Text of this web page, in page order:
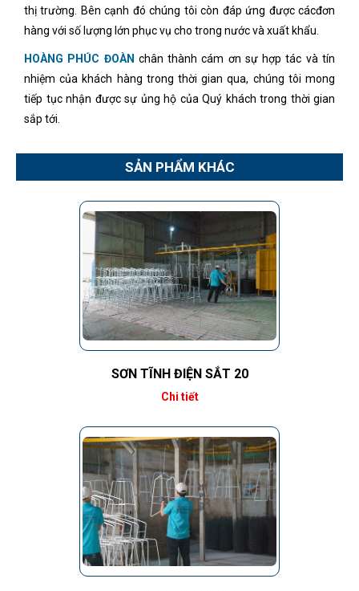
thị trường. Bên cạnh đó chúng tôi còn đáp ứng được cácđơn
hàng với số lượng lớn phục vụ cho trong nước và xuất khẩu.
HOÀNG PHÚC ĐOÀN chân thành cám ơn sự hợp tác và tín
nhiệm của khách hàng trong thời gian qua, chúng tôi mong
tiếp tục nhận được sự ủng hộ của Quý khách trong thời gian
sắp tới.
SẢN PHẨM KHÁC
SƠN TĨNH ĐIỆN SẮT 20
Chi tiết